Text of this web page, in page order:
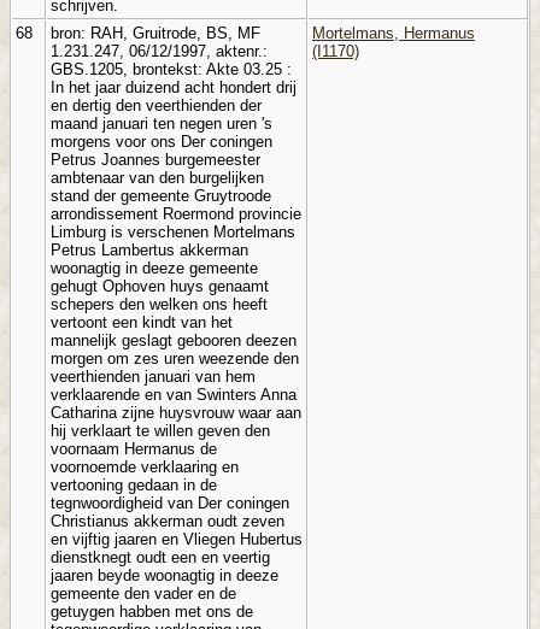
schrijven.
68
bron: RAH, Gruitrode, BS, MF
1.231.247, 06/12/1997, aktenr.:
GBS.1205, brontekst: Akte 03.25 :
In het jaar duizend acht hondert drij
en dertig den veerthienden der
maand januari ten negen uren 's
morgens voor ons Der coningen
Petrus Joannes burgemeester
ambtenaar van den burgelijken
stand der gemeente Gruytroode
arrondissement Roermond provincie
Limburg is verschenen Mortelmans
Petrus Lambertus akkerman
woonagtig in deeze gemeente
gehugt Ophoven huys genaamt
schepers den welken ons heeft
vertoont een kindt van het
mannelijk geslagt gebooren deezen
morgen om zes uren weezende den
veerthienden januari van hem
verklaarende en van Swinters Anna
Catharina zijne huysvrouw waar aan
hij verklaart te willen geven den
voornaam Hermanus de
voornoemde verklaaring en
vertooning gedaan in de
tegnwoordigheid van Der coningen
Christianus akkerman oudt zeven
en vijftig jaaren en Vliegen Hubertus
dienstknegt oudt een en veertig
jaaren beyde woonagtig in deeze
gemeente den vader en de
getuygen habben met ons de
Mortelmans, Hermanus
(I1170)